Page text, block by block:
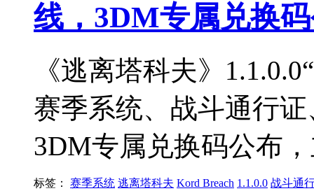
线，3DM专属兑换
《逃离塔科夫》
赛季系统、战斗通行
3DM专属兑换码公布
标签： 赛季系统 逃离塔科夫 Kord Breach 1.1.0.0 战斗通